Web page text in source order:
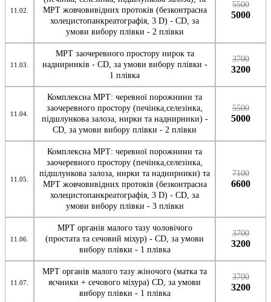
11.02.
МРТ жовчовивідних протоків (безконтрасна
холецистопанкреатографія, 3 D) - CD, за
умови вибору плівки - 2 плівки
5500
5000
11.03.
МРТ заочеревного простору нирок та
наднирників - CD, за умови вибору плівки -
1 плівка
3700
3200
11.04.
Комплексна МРТ: черевної порожнини та
заочеревного простору (печінка,селезінка,
підшлункова залоза, нирки та наднирники) -
CD, за умови вибору плівки - 2 плівки
5500
5000
11.05.
Комплексна МРТ: черевної порожнини та
заочеревного простору (печінка,селезінка,
підшлункова залоза, нирки та наднирники) та
МРТ жовчовивідних протоків (безконтрасна
холецистопанкреатографія, 3 D) - CD, за
умови вибору плівки - 3 плівки
7100
6600
11.06.
МРТ органів малого тазу чоловічого
(простата та сечовий міхур) - CD, за умови
вибору плівки - 1 плівка
3700
3200
11.07.
МРТ органів малого тазу жіночого (матка та
яєчники + сечового міхура) CD, за умови
вибору плівки - 1 плівка
3700
3200